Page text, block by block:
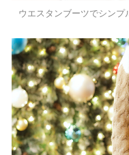
ウエスタンブーツでシン